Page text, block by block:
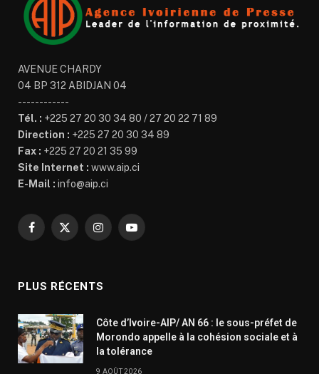
AVENUE CHARDY
04 BP 312 ABIDJAN 04
------------
Tél. : +225 27 20 30 34 80 / 27 20 22 71 89
Direction : +225 27 20 30 34 89
Fax : +225 27 20 21 35 99
Site Internet : www.aip.ci
E-Mail : info@aip.ci
Facebook
X
InstagramYouTube
PLUS RÉCENTS
Côte d’Ivoire-AIP/ AN 66 : le sous-préfet de
Morondo appelle à la cohésion sociale et à
la tolérance
9 AOÛT 2026